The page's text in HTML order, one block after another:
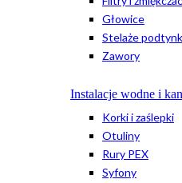
Głowice
Stelaże
Zawory
Instalacje wodne i
Korki i zaślepki
Otuliny
Rury PEX
Syfony